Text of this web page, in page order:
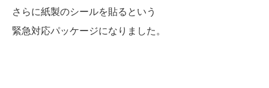
さらに紙製のシールを貼るという
緊急対応パッケージになりました。